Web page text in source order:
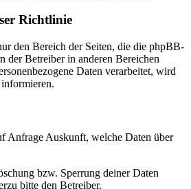
Richtlinie
den Bereich der Seiten, die die phpBB-
der Betreiber in anderen Bereichen
Daten verarbeitet, wird
Anfrage Auskunft, welche Daten über
bzw. Sperrung deiner Daten
bitte den Betreiber.